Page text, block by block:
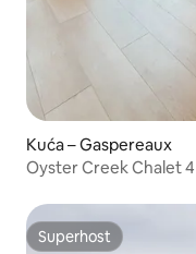
Kuća – Gaspereaux
Oyster Creek Chalet 4
Superhost
Superhost